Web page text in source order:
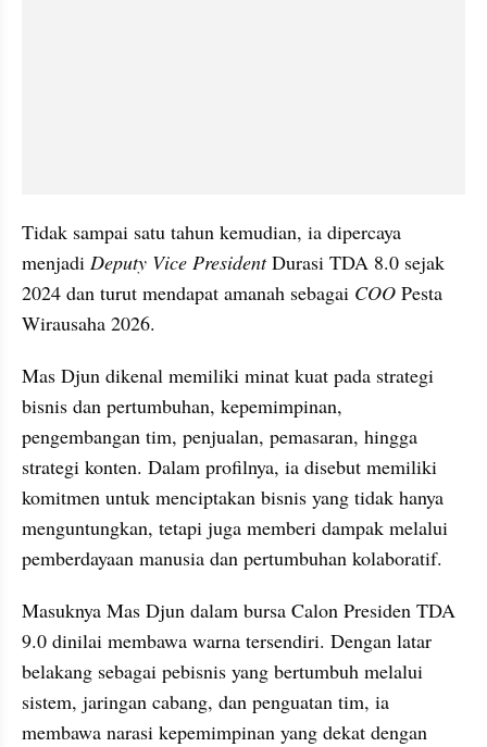
Tidak sampai satu tahun kemudian, ia dipercaya
menjadi Deputy Vice President Durasi TDA 8.0 sejak
2024 dan turut mendapat amanah sebagai COO Pesta
Wirausaha 2026.
Mas Djun dikenal memiliki minat kuat pada strategi
bisnis dan pertumbuhan, kepemimpinan,
pengembangan tim, penjualan, pemasaran, hingga
strategi konten. Dalam profilnya, ia disebut memiliki
komitmen untuk menciptakan bisnis yang tidak hanya
menguntungkan, tetapi juga memberi dampak melalui
pemberdayaan manusia dan pertumbuhan kolaboratif.
Masuknya Mas Djun dalam bursa Calon Presiden TDA
9.0 dinilai membawa warna tersendiri. Dengan latar
belakang sebagai pebisnis yang bertumbuh melalui
sistem, jaringan cabang, dan penguatan tim, ia
membawa narasi kepemimpinan yang dekat dengan